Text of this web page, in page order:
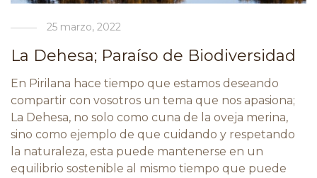
25 marzo, 2022
La Dehesa; Paraíso de Biodiversidad
En Pirilana hace tiempo que estamos deseando
compartir con vosotros un tema que nos apasiona;
La Dehesa, no solo como cuna de la oveja merina,
sino como ejemplo de que cuidando y respetando
la naturaleza, esta puede mantenerse en un
equilibrio sostenible al mismo tiempo que puede